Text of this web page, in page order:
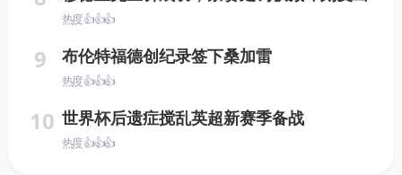
热度 👍👍👍
9 布伦特福德创纪录签下桑加雷
热度 👍👍👍
10 世界杯后遗症搅乱英超新赛季备战
热度 👍👍👍